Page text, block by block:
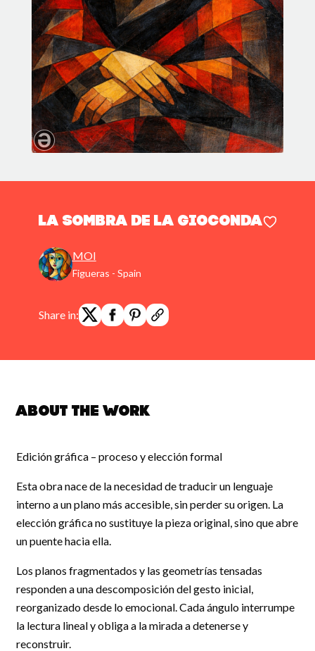
La sombra de la gioconda
MOI
Figueras - Spain
Share in:
About the work
Edición gráfica – proceso y elección formal
Esta obra nace de la necesidad de traducir un lenguaje
interno a un plano más accesible, sin perder su origen. La
elección gráfica no sustituye la pieza original, sino que abre
un puente hacia ella.
Los planos fragmentados y las geometrías tensadas
responden a una descomposición del gesto inicial,
reorganizado desde lo emocional. Cada ángulo interrumpe
la lectura lineal y obliga a la mirada a detenerse y
reconstruir.